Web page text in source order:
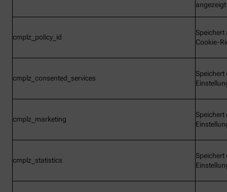
cmplz_policy_id
Speichert
Cookie-
cmplz_consented_services
Speichert
cmplz_marketing
Speichert
cmplz_statistics
Speichert